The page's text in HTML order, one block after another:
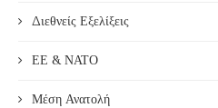
Διεθνείς Εξελίξεις
ΕΕ & ΝΑΤΟ
Μέση Ανατολή